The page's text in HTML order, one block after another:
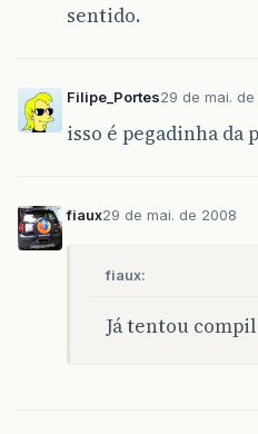
sentido.
Filipe_Portes29 de mai.
isso é pegadinha da
fiaux29 de mai. de 2008
fiaux:
Já tentou